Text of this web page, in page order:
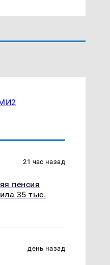
21 час назад
пенсия
35 тыс.
день назад